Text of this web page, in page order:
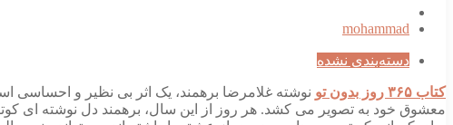
mohammad
دسته‌بندی نشده
کتاب ۳۶۵ روز بدون تو
نوشته غلامرضا برهمند، یک اثر بی‌ نظیر و احساسی